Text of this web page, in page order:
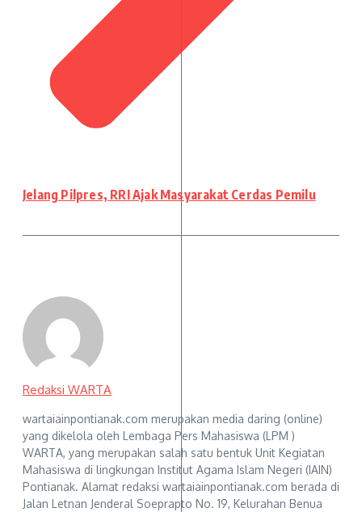
Jelang Pilpres, RRI Ajak Masyarakat Cerdas Pemilu
Redaksi WARTA
wartaiainpontianak.com merupakan media daring (online)
yang dikelola oleh Lembaga Pers Mahasiswa (LPM )
WARTA, yang merupakan salah satu bentuk Unit Kegiatan
Mahasiswa di lingkungan Institut Agama Islam Negeri (IAIN)
Pontianak. Alamat redaksi wartaiainpontianak.com berada di
Jalan Letnan Jenderal Soeprapto No. 19, Kelurahan Benua